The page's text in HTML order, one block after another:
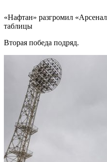
«Нафтан» разгромил
таблицы
Вторая победа подряд.